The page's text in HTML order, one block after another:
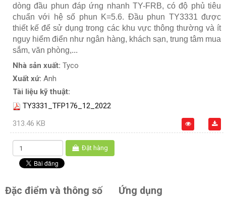
dòng đầu phun đáp ứng nhanh TY-FRB, có độ phủ tiêu
chuẩn với hệ số phun K=5.6. Đầu phun TY3331 được
thiết kế để sử dụng trong các khu vực thông thường và ít
nguy hiểm điển như ngân hàng, khách sạn, trung tâm mua
sắm, văn phòng,...
Nhà sản xuất: Tyco
Xuất xứ: Anh
Tài liệu kỹ thuật:
TY3331_TFP176_12_2022
313.46 KB
Đặt hàng
Đặc điểm và thông số Ứng dụng